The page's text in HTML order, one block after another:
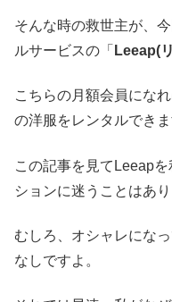
そんな時の救世主が、
ルサービスの「 Leeap(
こちらの月額会員にな
の洋服をレンタルできま
この記事を見てLeeap
ションに迷うことはあり
むしろ、オシャレにな
なしですよ。